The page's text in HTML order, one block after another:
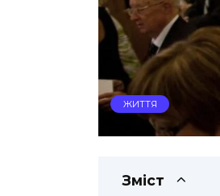
ЖИТТЯ
Зміст